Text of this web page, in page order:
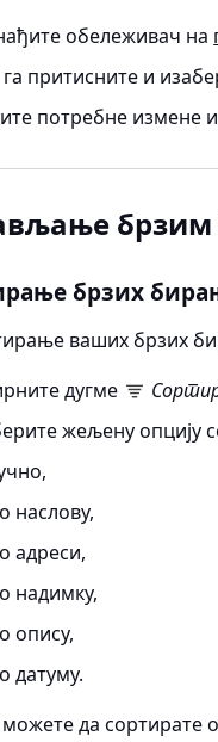
обележивач на
га притисните и
потребне измене
брзих
ваших брзих
дугме
жељену опцију
наслову,
адреси,
надимку,
опису,
датуму.
да сортирате